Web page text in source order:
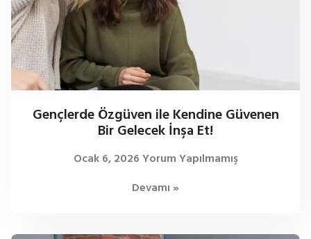
Gençlerde Özgüven ile Kendine Güvenen
Bir Gelecek İnşa Et!
Ocak 6, 2026Yorum Yapılmamış
Devamı »